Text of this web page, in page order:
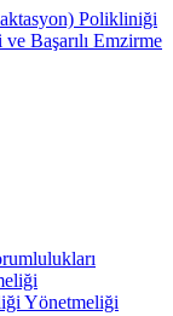
Polikliniği
Başarılı Emzirme
Yönetmeliği